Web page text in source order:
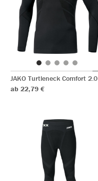
JAKO Turtleneck Comfort 2.0
ab 22,79 €